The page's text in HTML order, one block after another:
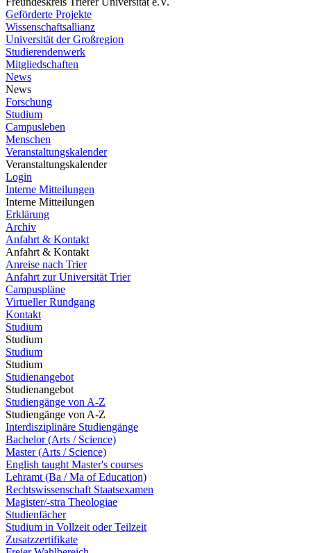
Geförderte Projekte
Wissenschaftsallianz
Universität der Großregion
Studierendenwerk
Mitgliedschaften
News
News
Forschung
Studium
Campusleben
Menschen
Veranstaltungskalender
Veranstaltungskalender
Login
Interne Mitteilungen
Interne Mitteilungen
Erklärung
Archiv
Anfahrt & Kontakt
Anfahrt & Kontakt
Anreise nach Trier
Anfahrt zur Universität Trier
Campuspläne
Virtueller Rundgang
Kontakt
Studium
Studium
Studium
Studium
Studienangebot
Studienangebot
Studiengänge von A-Z
Studiengänge von A-Z
Interdisziplinäre Studiengänge
Bachelor (Arts / Science)
Master (Arts / Science)
English taught Master's courses
Lehramt (Ba / Ma of Education)
Rechtswissenschaft Staatsexamen
Magister/-stra Theologiae
Studienfächer
Studium in Vollzeit oder Teilzeit
Zusatzzertifikate